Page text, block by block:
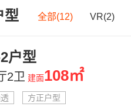
型 全部(12) VR(2)
户型
2卫 建面108㎡
方正户型